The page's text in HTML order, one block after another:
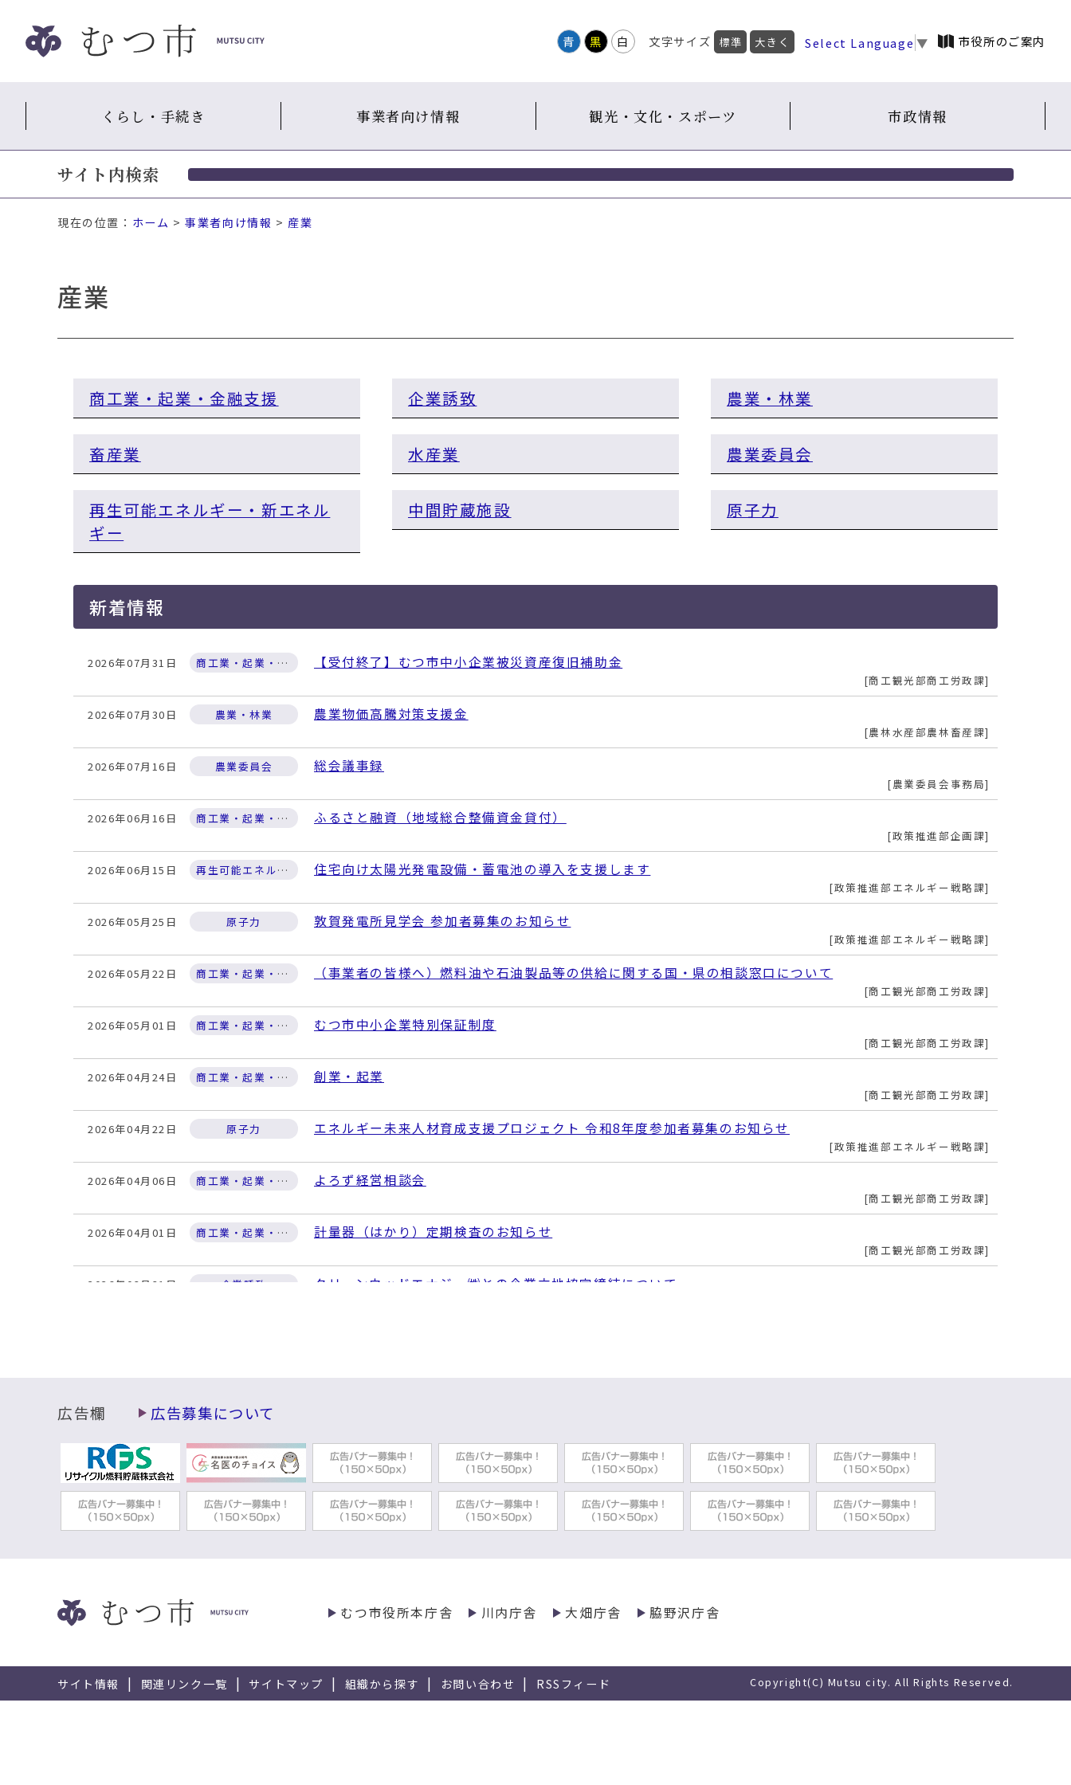
ッ
青 黒 白 文字サイズ 標準 大きく Select Language ▼ 市役所のご案内
くらし・手続き 事業者向け情報 観光・文化・スポーツ 市政情報
サイト内検索
現在の位置： ホーム >事業者向け情報 > 産業
産業
商工業・起業・金融支援 企業誘致 農業・林業
畜産業 水産業 農業委員会
再生可能エネルギー・新エネル
ギー
中間貯蔵施設 原子力
新着情報
2026年07月31日 商工業・起業・金融支援 【受付終了】むつ市中小企業被災資産復旧補助金
商工観光部商工労政課
2026年07月30日 農業・林業 農業物価高騰対策支援金
農林水産部農林畜産課
2026年07月16日 農業委員会 総会議事録
農業委員会事務局
2026年06月16日 商工業・起業・金融支援 ふるさと融資（地域総合整備資金貸付）
政策推進部企画課
2026年06月15日 再生可能エネルギー・新エネルギー 住宅向け太­陽光発電設­備・蓄電池­の導入を支­援します
政策推進部エネルギー戦略課
2026年05月25日 原子力 敦賀発電所見学会 参加者募集のお知らせ
政策推進部エネルギー戦略課
2026年05月22日 商工業・起業・金融支援 （事業者の皆様へ）燃料油や石油製品等の供給に関する国・県の相談窓口について
商工観光部商工労政課
2026年05月01日 商工業・起業・金融支援 むつ市中小企業特別保証制度
商工観光部商工労政課
2026年04月24日 商工業・起業・金融支援 創業・起業
商工観光部商工労政課
2026年04月22日 原子力 エネルギー未来人材育成支援プロジェクト 令和8年度参加者募集のお知らせ
政策推進部エネルギー戦略課
2026年04月06日 商工業・起業・金融支援 よろず経営相談会
商工観光部商工労政課
2026年04月01日 商工業・起業・金融支援 計量器（はかり）定期検査のお知らせ
商工観光部商工労政課
2026年03月31日 企業誘致 クリーンウッドエナジー㈱との企業立地協定締結について
2026年03月05日 農業委員会 むつ市農業委員・農地利用最適化推進委員の募集状況の公表について（最終公表）
農業委員会事務局
2026年03月02日 鳥獣対策 令和7年度青森県有害鳥獣捕獲体制強化事業について
農林水産部農林畜産課
商工観光部商工労政課
2025年10月29日 企業誘致 (株)ユーラステクニカルサービスとの企業立地協定締結について
広告欄 広告募集について
むつ市役所本庁舎 川内庁舎 大畑庁舎 脇野沢庁舎
サイト情報 関連リンク一覧 サイトマップ 組織から探す お問い合わせ RSSフィード Copyright(C) Mutsu city. All Rights Reserved.